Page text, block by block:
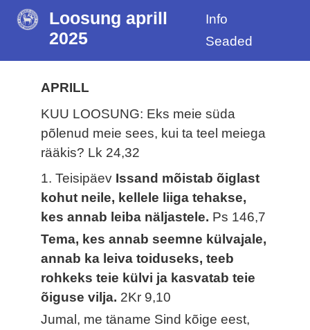
Loosung aprill
2025
Info
Seaded
APRILL
KUU LOOSUNG: Eks meie süda
põlenud meie sees, kui ta teel meiega
rääkis? Lk 24,32
1. Teisipäev Issand mõistab õiglast
kohut neile, kellele liiga tehakse,
kes annab leiba näljastele. Ps 146,7
Tema, kes annab seemne külvajale,
annab ka leiva toiduseks, teeb
rohkeks teie külvi ja kasvatab teie
õiguse vilja. 2Kr 9,10
Jumal, me täname Sind kõige eest,